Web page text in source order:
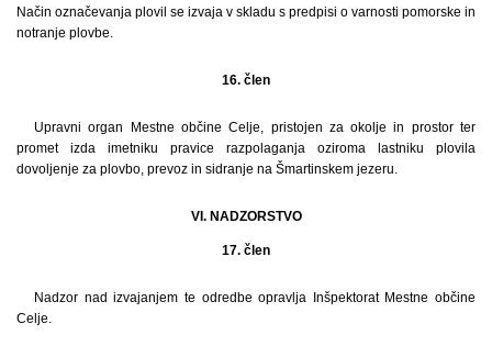
Način označevanja plovil se izvaja v skladu s predpisi o varnosti pomorske in
notranje plovbe.
16. člen
Upravni organ Mestne občine Celje, pristojen za okolje in prostor ter
promet izda imetniku pravice razpolaganja oziroma lastniku plovila
dovoljenje za plovbo, prevoz in sidranje na Šmartinskem jezeru.
VI. NADZORSTVO
17. člen
Nadzor nad izvajanjem te odredbe opravlja Inšpektorat Mestne občine
Celje.